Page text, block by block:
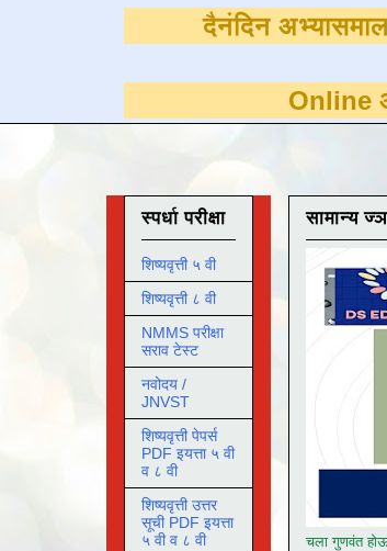
Online अभ्यास
सामान्य
चला गुणवंत होऊ
स्पर्धा परीक्षा
शिष्यवृत्ती ५ वी
शिष्यवृत्ती ८ वी
NMMS परीक्षा
सराव टेस्ट
नवोदय /
JNVST
शिष्यवृत्ती पेपर्स
PDF इयत्ता ५ वी
व ८ वी
शिष्यवृत्ती उत्तर
सूची PDF इयत्ता
५ वी व ८ वी